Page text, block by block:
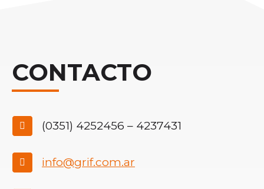
CONTACTO
(0351) 4252456 – 4237431
info@grif.com.ar